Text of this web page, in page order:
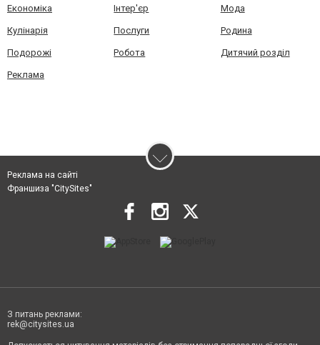
Економіка Інтер'єр Мода
Кулінарія Послуги Родина
Подорожі Робота Дитячий розділ
Реклама
Реклама на сайті
Франшиза "CitySites"
З питань реклами:
rek@citysites.ua